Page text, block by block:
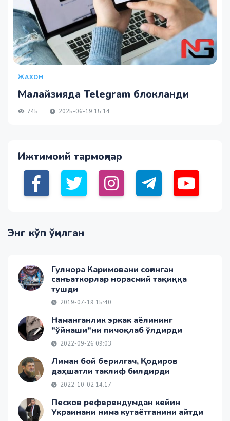
ЖАХОН
Малайзияда Telegram блокланди
745 2025-06-19 15:14
Ижтимоий тармоқлар
Энг кўп ўқилган
Гулнора Каримовани соғинган
санъаткорлар норасмий тақиққа
тушди
2019-07-19 15:40
Наманганлик эркак аёлининг
"ўйнаши"ни пичоқлаб ўлдирди
2022-09-26 09:03
Лиман бой берилгач, Қодиров
даҳшатли таклиф билдирди
2022-10-02 14:17
Песков референдумдан кейин
Украинани нима кутаётганини айтди